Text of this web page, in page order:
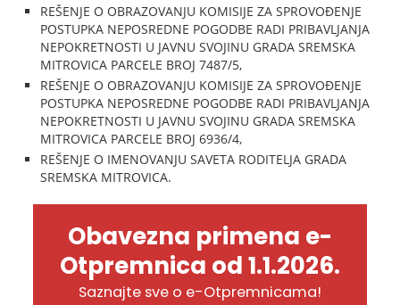
REŠENJE O OBRAZOVANJU KOMISIJE ZA SPROVOĐENJE
POSTUPKA NEPOSREDNE POGODBE RADI PRIBAVLJANJA
NEPOKRETNOSTI U JAVNU SVOJINU GRADA SREMSKA
MITROVICA PARCELE BROJ 7487/5,
REŠENJE O OBRAZOVANJU KOMISIJE ZA SPROVOĐENJE
POSTUPKA NEPOSREDNE POGODBE RADI PRIBAVLJANJA
NEPOKRETNOSTI U JAVNU SVOJINU GRADA SREMSKA
MITROVICA PARCELE BROJ 6936/4,
REŠENJE O IMENOVANJU SAVETA RODITELJA GRADA
SREMSKA MITROVICA.
Obavezna primena e-
Otpremnica od 1.1.2026.
Saznajte sve o e-Otpremnicama!